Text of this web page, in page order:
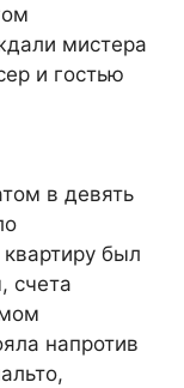
мистера
и гостью
в девять
был
счета
напротив